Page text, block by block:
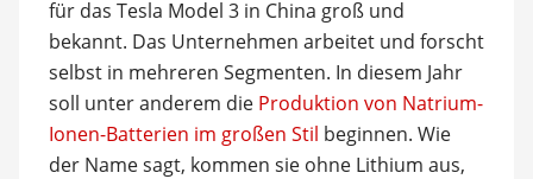
für das Tesla Model 3 in China groß und
bekannt. Das Unternehmen arbeitet und forscht
selbst in mehreren Segmenten. In diesem Jahr
soll unter anderem die Produktion von Natrium-
Ionen-Batterien im großen Stil beginnen. Wie
der Name sagt, kommen sie ohne Lithium aus,